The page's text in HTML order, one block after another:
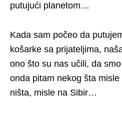
putujući planetom…
Kada sam počeo da
košarke sa prijateljima,
ono što su nas učili, da
onda pitam nekog šta
ništa, misle na Sibir…